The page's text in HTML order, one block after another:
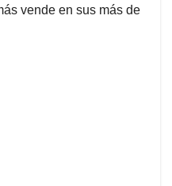
vende en sus más de